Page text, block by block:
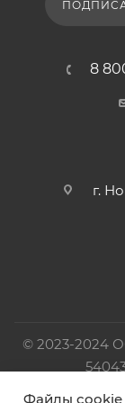
8
г.
© 2023-
Файлы cookie